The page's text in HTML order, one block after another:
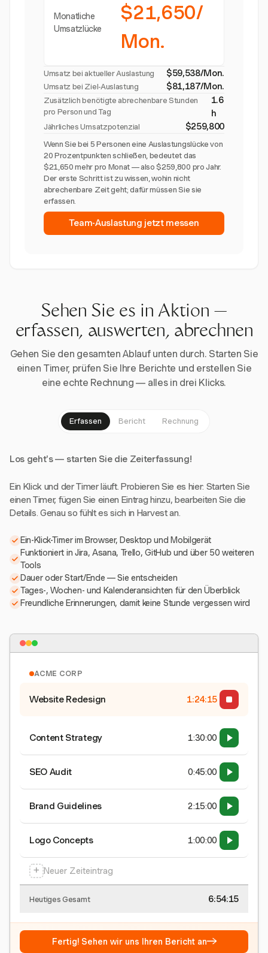
Monatliche
Umsatzlücke
$21,650/
Mon.
Umsatz bei aktueller Auslastung $59,538/Mon.
Umsatz bei Ziel-Auslastung $81,187/Mon.
Zusätzlich benötigte abrechenbare Stunden
pro Person und Tag
1.6
h
Jährliches Umsatzpotenzial $259,800
Wenn Sie bei 5 Personen eine Auslastungslücke von
20 Prozentpunkten schließen, bedeutet das
$21,650 mehr pro Monat — also $259,800 pro Jahr.
Der erste Schritt ist zu wissen, wohin nicht
abrechenbare Zeit geht; dafür müssen Sie sie
erfassen.
Team-Auslastung jetzt messen
Sehen Sie es in Aktion —
erfassen, auswerten, abrechnen
Gehen Sie den gesamten Ablauf unten durch. Starten Sie
einen Timer, prüfen Sie Ihre Berichte und erstellen Sie
eine echte Rechnung — alles in drei Klicks.
Erfassen Bericht Rechnung
Los geht's — starten Sie die Zeiterfassung!
Ein Klick und der Timer läuft. Probieren Sie es hier: Starten Sie
einen Timer, fügen Sie einen Eintrag hinzu, bearbeiten Sie die
Details. Genau so fühlt es sich in Harvest an.
Ein-Klick-Timer im Browser, Desktop und Mobilgerät
Funktioniert in Jira, Asana, Trello, GitHub und über 50 weiteren
Tools
Dauer oder Start/Ende — Sie entscheiden
Tages-, Wochen- und Kalenderansichten für den Überblick
Freundliche Erinnerungen, damit keine Stunde vergessen wird
ACME CORP
Website Redesign 1:24:16
Content Strategy 1:30:00
SEO Audit 0:45:00
Brand Guidelines 2:15:00
Logo Concepts 1:00:00
+ Neuer Zeiteintrag
Heutiges Gesamt 6:54:16
Fertig! Sehen wir uns Ihren Bericht an→